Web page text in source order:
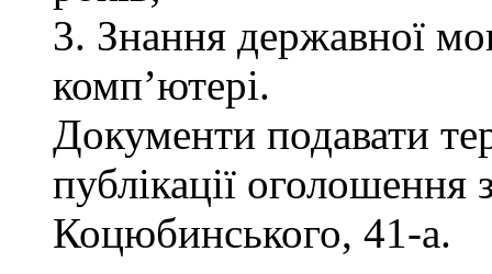
3. Знання державної
комп’ютері.
Документи подавати
публікації оголошення
Коцюбинського, 41-а.